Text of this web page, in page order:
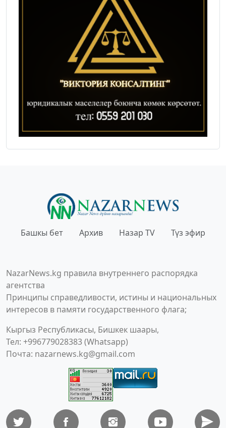
Башкы бет Архив Назар TV Түз эфир
NazarNews.kg правила внутреннего распорядка
агентства
Принципы справедливости, истины и национальных
интересов в памяти государственного флага;
Кыргыз Республикасы, Бишкек шаары,
Тел: +996779028383 (Whatsapp)
Почта: nazarnews.kg@gmail.com